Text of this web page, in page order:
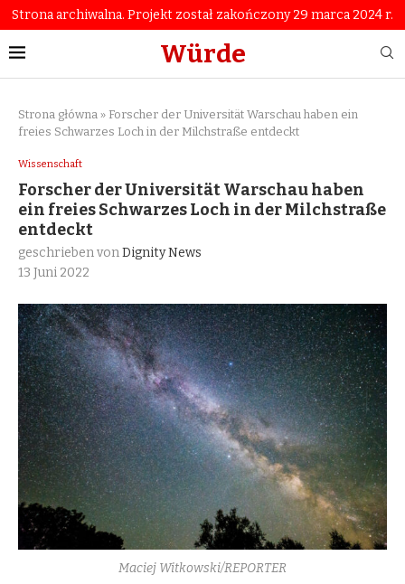
Strona archiwalna. Projekt został zakończony 29 marca 2024 r.
Würde
Strona główna » Forscher der Universität Warschau haben ein
freies Schwarzes Loch in der Milchstraße entdeckt
Wissenschaft
Forscher der Universität Warschau haben
ein freies Schwarzes Loch in der Milchstraße
entdeckt
geschrieben vonDignity News
13 Juni 2022
Maciej Witkowski/REPORTER